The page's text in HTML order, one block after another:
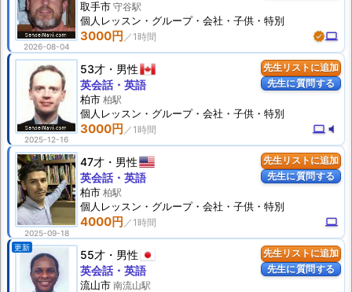
2026-08-04
3000円 verifiedcomputer
取手市 守谷駅
個人 レッスン ・グループ・会社・子供・特別
先生リストに追加
先生に質問する
2025-12-16
53才 男性
3000円 computer volume_mute
英会話・英語
柏市 柏駅
個人 レッスン ・グループ・会社・子供・特別
先生リストに追加
先生に質問する
2025-09-18
47才 男性
4000円 computer
英会話・英語
柏市 柏駅
個人 レッスン ・グループ・会社・子供・特別
先生リストに追加
先生に質問する
更新
55才 男性
英会話・英語
流山市 南流山駅